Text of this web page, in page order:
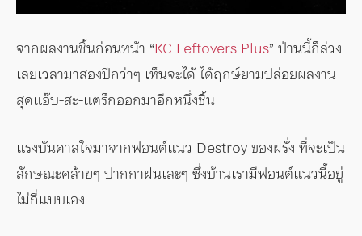
จากผลงานชิ้นก่อนหน้า “KC Leftovers Plus” ป่านนี้ก็ล่วง
เลยเวลามาสองปีกว่าๆ เห็นจะได้ ได้ฤกษ์ยามปล่อยผลงาน
สุดแอ๊บ-สะ-แตร็กออกมาอีกหนึ่งชิ้น
แรงบันดาลใจมาจากฟอนต์แนว Destroy ของฝรั่ง ที่จะเป็น
ลักษณะคล้ายๆ ปากกาฝนเละๆ ซึ่งบ้านเรามีฟอนต์แนวนี้อยู่
ไม่กี่แบบเอง